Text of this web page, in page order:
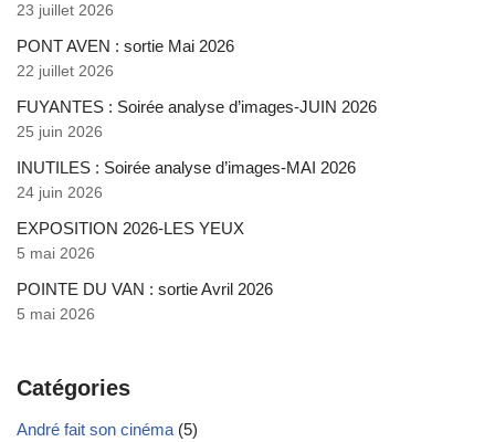
23 juillet 2026
PONT AVEN : sortie Mai 2026
22 juillet 2026
FUYANTES : Soirée analyse d’images-JUIN 2026
25 juin 2026
INUTILES : Soirée analyse d’images-MAI 2026
24 juin 2026
EXPOSITION 2026-LES YEUX
5 mai 2026
POINTE DU VAN : sortie Avril 2026
5 mai 2026
Catégories
André fait son cinéma (5)